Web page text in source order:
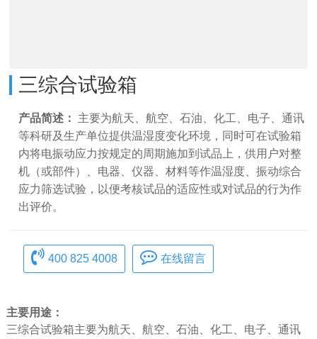
三综合试验箱
产品简述：
主要为航天、航空、石油、化工、电子、通讯
等科研及生产单位提供温湿度变化环境，同时可在试验箱
内将电振动应力按规定的周期施加到试品上，供用户对整
机（或部件）、电器、仪器、材料等作温湿度、振动综合
应力筛选试验，以便考核试品的适应性或对试品的行为作
出评价。
400 825 4008 在线留言
主要用途：
三综合试验箱主要为航天、航空、石油、化工、电子、通讯